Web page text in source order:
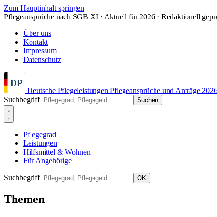
Zum Hauptinhalt springen
Pflegeansprüche nach SGB XI · Aktuell für 2026 · Redaktionell
Über uns
Kontakt
Impressum
Datenschutz
DP
Deutsche Pflegeleistungen Pflegeansprüche und Anträge 2026
Suchbegriff
Suchen
Pflegegrad
Leistungen
Hilfsmittel & Wohnen
Für Angehörige
Suchbegriff OK
Themen